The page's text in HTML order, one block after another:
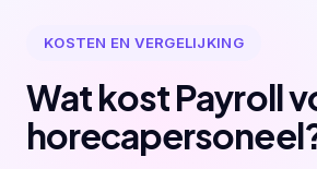
KOSTEN EN VERGELIJKING
Wat kost Payroll